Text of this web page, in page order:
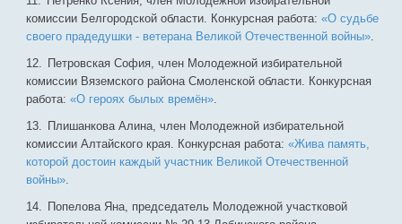
комиссии Белгородской области. Конкурсная работа:«О судьбе
своего прадедушки - ветерана Великой Отечественной войны».
Петровская София, член Молодежной избирательной
комиссии Вяземского района Смоленской области. Конкурсная
работа:«О героях былых времён».
Плишанкова Алина, член Молодежной избирательной
комиссии Алтайского края. Конкурсная работа:«Жива память,
которой достоин каждый участник Великой Отечественной
войны».
Попелова Яна, председатель Молодежной участковой